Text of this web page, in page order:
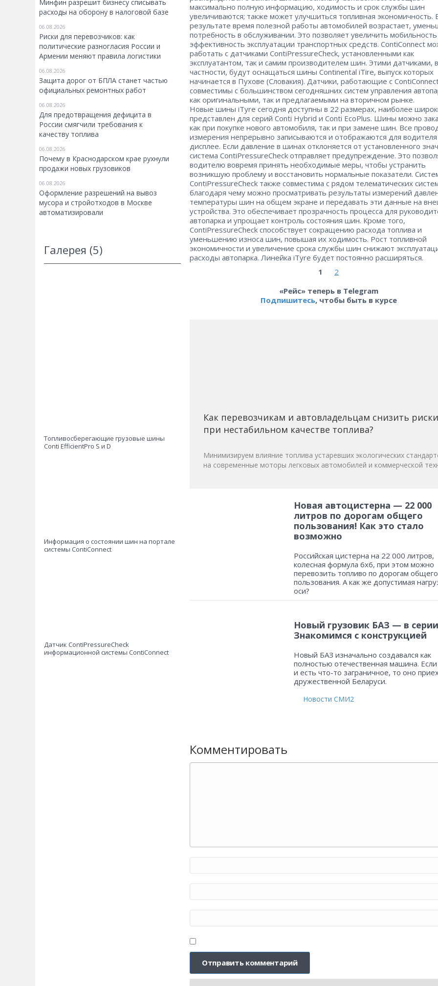
Минфин разрешит бизнесу списывать
расходы на оборону в налоговой базе
06.08.2026
Риски для перевозчиков: как
политические разногласия России и
Армении меняют правила логистики
06.08.2026
Защита дорог от БПЛА станет частью
официальных ремонтных работ
06.08.2026
Для предотвращения дефицита в
России смягчили требования к
качеству топлива
06.08.2026
Почему в Краснодарском крае рухнули
продажи новых грузовиков
06.08.2026
Оформление разрешений на вывоз
мусора и стройотходов в Москве
автоматизировали
Галерея (5)
Топливосберегающие грузовые шины
Conti EfficientPro S и D
Информация о состоянии шин на портале
системы ContiConnect
Датчик ContiPressureCheck
информационной системы ContiConnect
максимально полную информацию, ходимость и срок службы шин
увеличиваются; также может улучшиться топливная экономичность.
результате время полезной работы автомобилей возрастает,
потребность в обслуживании. Это позволяет увеличить
эффективность эксплуатации транспортных средств. ContiConnect
работать с датчиками ContiPressureCheck, установленными как
эксплуатантом, так и самим производителем шин. Этими датчиками, в
частности, будут оснащаться шины Continental iTire, выпуск которых
начинается в Пухове (Словакия). Датчики, работающие с
совместимы с большинством сегодняшних систем управления
как оригинальными, так и предлагаемыми на вторичном рынке.
Новые шины iTyre сегодня доступны в 22 размерах, наиболее
представлен для серий Conti Hybrid и Conti EcoPlus. Шины можно
как при покупке нового автомобиля, так и при замене шин. Все
измерения непрерывно записываются и отображаются для водителя
дисплее. Если давление в шинах отклоняется от установленного
система ContiPressureCheck отправляет предупреждение. Это
водителю вовремя принять необходимые меры, чтобы устранить
возникшую проблему и восстановить нормальные показатели.
ContiPressureCheck также совместима с рядом телематических
благодаря чему можно просматривать результаты измерений
температуры шин на общем экране и передавать эти данные на
устройства. Это обеспечивает прозрачность процесса для
автопарка и упрощает контроль состояния шин. Кроме того,
ContiPressureCheck способствует сокращению расхода топлива и
уменьшению износа шин, повышая их ходимость. Рост топливной
экономичности и увеличение срока службы шин снижают
расходы автопарка. Линейка iTyre будет постоянно расширяться.
1
2
«Рейс» теперь в Telegram
Подпишитесь, чтобы быть в курсе
Как перевозчикам и автовладельцам снизить риски
при нестабильном качестве топлива?
Минимизируем влияние топлива устаревших экологических
на современные моторы легковых автомобилей и коммерческой
Новая автоцистерна — 22 000
литров по дорогам общего
пользования! Как это стало
возможно
Российская цистерна на 22 000 литров,
колесная формула 6х6, при этом можно
перевозить топливо по дорогам общего
пользования. А как же допустимая
оси?
Новый грузовик БАЗ — в
Знакомимся с конструкцией
Новый БАЗ изначально создавался как
полностью отечественная машина.
и есть что-то заграничное, то оно
дружественной Беларуси.
Новости СМИ2
Комментировать